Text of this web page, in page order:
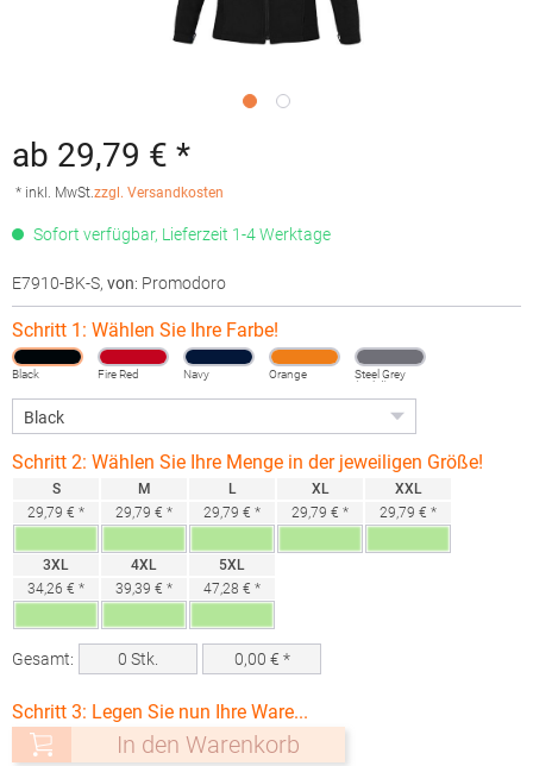
ab 29,79 € *
* inkl. MwSt.zzgl. Versandkosten
Sofort verfügbar, Lieferzeit 1-4 Werktage
E7910-BK-S, von: Promodoro
Schritt 1: Wählen Sie Ihre Farbe!
Black Fire Red Navy Orange
Steel Grey
(Solid)
Schritt 2: Wählen Sie Ihre Menge in der jeweiligen Größe!
S
29,79 € *
M
29,79 € *
L
29,79 € *
XL
29,79 € *
XXL
29,79 € *
3XL
34,26 € *
4XL
39,39 € *
5XL
47,28 € *
Gesamt: 0 Stk. 0,00 € *
Schritt 3: Legen Sie nun Ihre Ware...
In den Warenkorb